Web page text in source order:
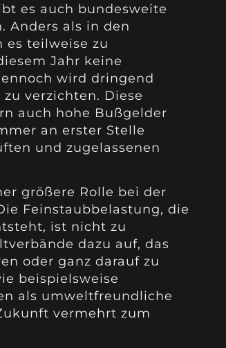
es auch bundesweite
Anders als in den
es teilweise zu
Jahr keine
wird dringend
verzichten. Diese
auch hohe Bußgelder
an erster Stelle
und zugelassenen
größere Rolle bei der
Feinstaubbelastung, die
ist nicht zu
dazu auf, das
oder ganz darauf zu
beispielsweise
als umweltfreundliche
vermehrt zum